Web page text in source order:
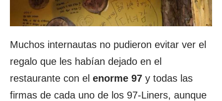
Muchos internautas no pudieron evitar ver el
regalo que les habían dejado en el
restaurante con el enorme 97 y todas las
firmas de cada uno de los 97-Liners, aunque